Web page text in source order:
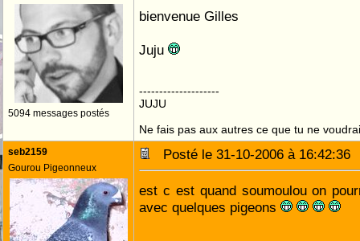
5094 messages postés
bienvenue Gilles
Juju
--------------------
JUJU
Ne fais pas aux autres ce que tu ne
seb2159
Gourou Pigeonneux
Posté le 31-10-2006 à
est c est quand soumoulou on
avec quelques pigeons